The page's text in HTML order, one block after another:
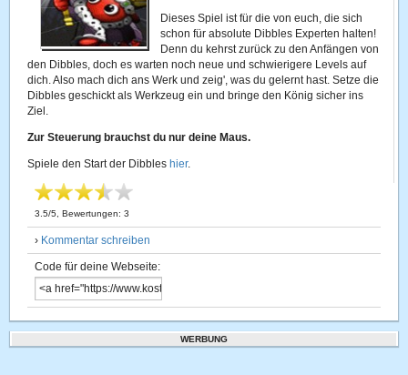
Dieses Spiel ist für die von euch, die sich
schon für absolute Dibbles Experten halten!
Denn du kehrst zurück zu den Anfängen von
den Dibbles, doch es warten noch neue und schwierigere Levels auf
dich. Also mach dich ans Werk und zeig', was du gelernt hast. Setze die
Dibbles geschickt als Werkzeug ein und bringe den König sicher ins
Ziel.
Zur Steuerung brauchst du nur deine Maus.
Spiele den Start der Dibbles hier.
3.5/5 , Bewertungen:3
› Kommentar schreiben
Code für deine Webseite:
WERBUNG